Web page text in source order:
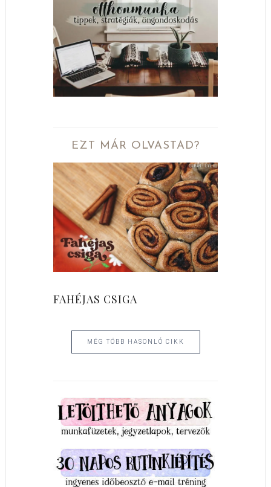
EZT MÁR OLVASTAD?
FAHÉJAS CSIGA
MÉG TÖBB HASONLÓ CIKK